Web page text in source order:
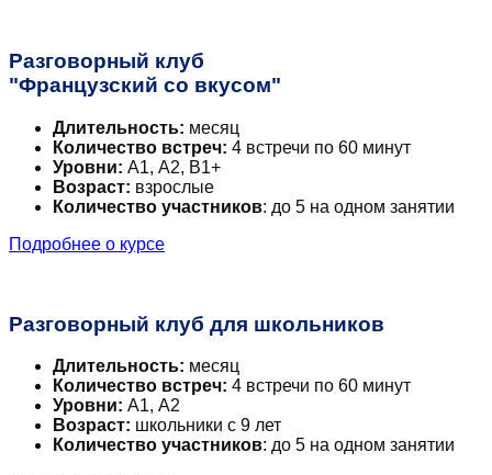
Разговорный клуб
"Французский со вкусом"
Длительность: месяц
Количество встреч: 4 встречи по 60 минут
Уровни: А1, А2, В1+
Возраст: взрослые
Количество участников: до 5 на одном занятии
Подробнее о курсе
Разговорный клуб для школьников
Длительность: месяц
Количество встреч: 4 встречи по 60 минут
Уровни: А1, А2
Возраст: школьники с 9 лет
Количество участников: до 5 на одном занятии